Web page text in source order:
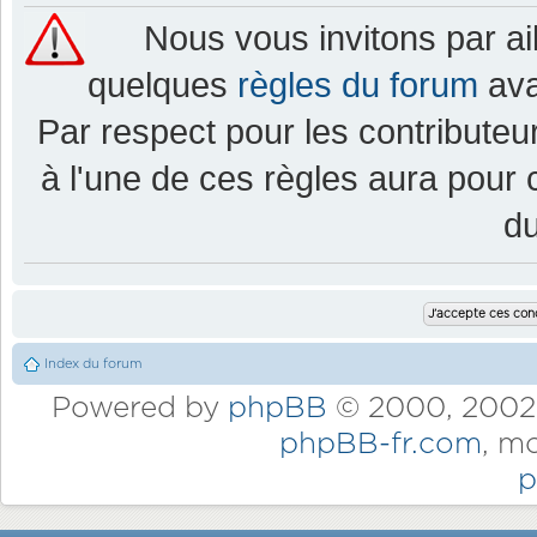
Nous vous invitons par
quelques règles du forum
Par respect pour les
à l'une de ces règles aura pour
Index du forum
Powered by phpBB © 2000,
phpBB-fr.com,